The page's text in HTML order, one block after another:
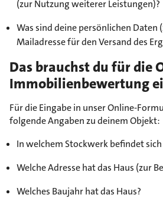
(zur Nutzung weiterer Leistungen)?
Was sind deine persönlichen Daten
Mailadresse für den Versand des
Das brauchst du für die
Immobilienbewertung
Für die Eingabe in unser Online-
folgende Angaben zu deinem Objekt:
In welchem Stockwerk befindet
Welche Adresse hat das Haus (zur
Welches Baujahr hat das Haus?